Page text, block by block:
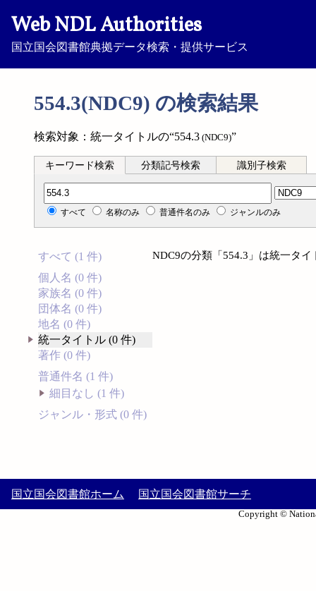
Web NDL Authorities
国立国会図書館典拠データ検索・提供サービス
554.3(NDC9) の検索結果
検索対象：統一タイトルの“554.3 (NDC9)”
キーワード検索 分類記号検索 識別子検索
分類記号検索
すべて 名称のみ 普通件名のみ ジャンルのみ
すべて (1 件)
個人名 (0 件)
家族名 (0 件)
団体名 (0 件)
地名 (0 件)
統一タイトル (0 件)
著作 (0 件)
普通件名 (1 件)
細目なし (1 件)
ジャンル・形式 (0 件)
NDC9の分類「554.3」は統一タ
国立国会図書館ホーム 国立国会図書館サーチ
Copyright ©